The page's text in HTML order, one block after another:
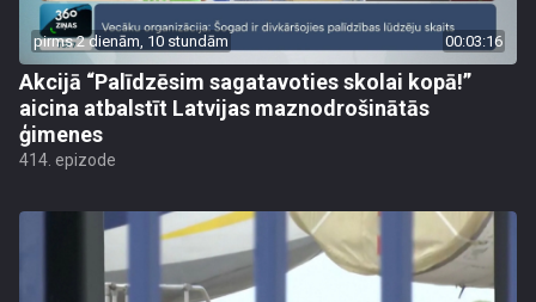
pirms 2 dienām, 10 stundām 00:03:16
Akcijā “Palīdzēsim sagatavoties skolai kopā!”
aicina atbalstīt Latvijas maznodrošinātās
ģimenes
414. epizode